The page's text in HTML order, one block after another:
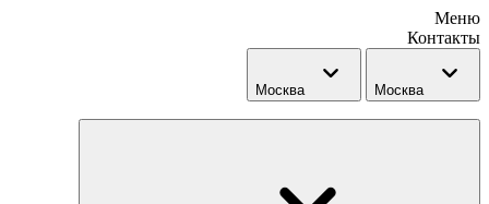
Меню
Контакты
Москва Москва